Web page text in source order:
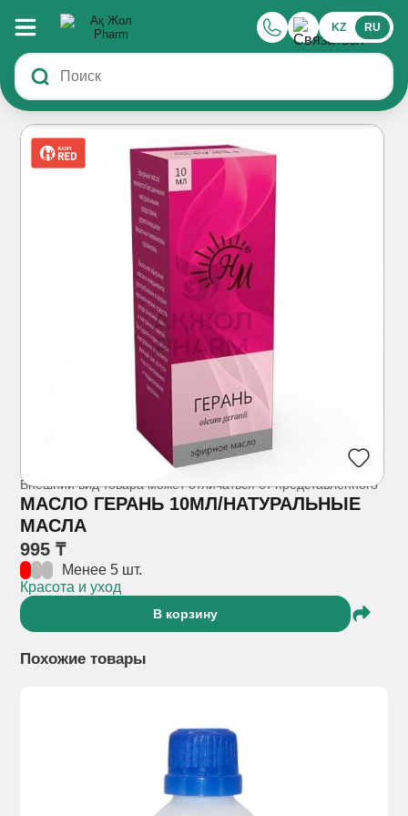
KZ RU
Внешний вид товара может отличаться от представленного
МАСЛО ГЕРАНЬ 10МЛ/НАТУРАЛЬНЫЕ
МАСЛА
995 ₸
Менее 5 шт.
Красота и уход
В корзину
Похожие товары